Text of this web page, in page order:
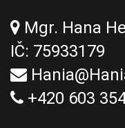
Mgr. Hana
IČ: 75933179
+420 603